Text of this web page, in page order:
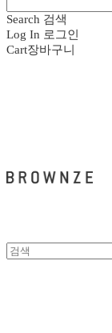
Search 검색
Log In 로그인
Cart장바구니